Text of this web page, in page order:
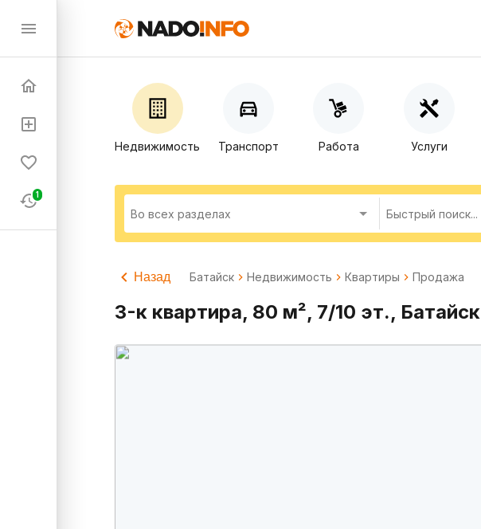
1
Недвижимость Транспорт Работа Услуги
Назад Батайск Недвижимость Квартиры Продажа
3-к квартира, 80 м², 7/10 эт., Батайск